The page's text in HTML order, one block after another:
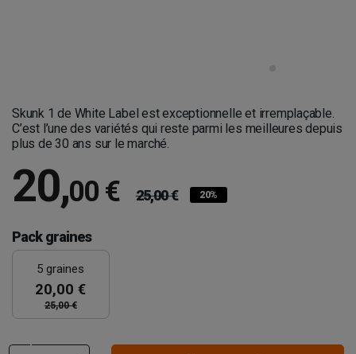
Skunk 1 de White Label est exceptionnelle et irremplaçable.
C’est l’une des variétés qui reste parmi les meilleures depuis
plus de 30 ans sur le marché.
20,00 € 25,00 € 20%
Pack graines
5 graines
20,00 €
25,00 €